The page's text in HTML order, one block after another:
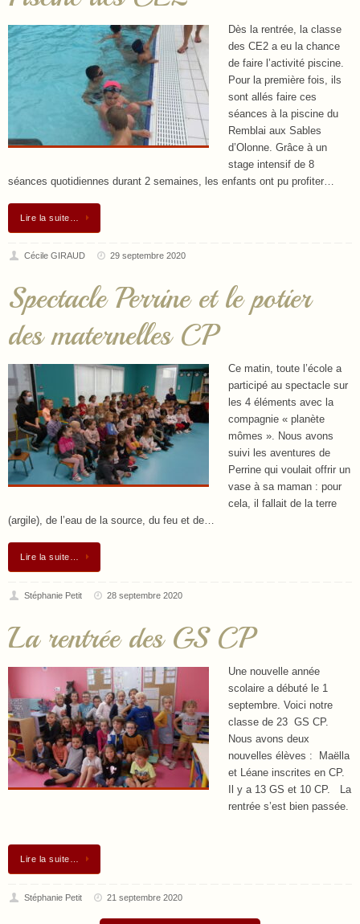
Dès la rentrée, la classe
des CE2 a eu la chance
de faire l’activité piscine.
Pour la première fois, ils
sont allés faire ces
séances à la piscine du
Remblai aux Sables
d’Olonne. Grâce à un
stage intensif de 8
séances quotidiennes durant 2 semaines, les enfants ont pu profiter…
Lire la suite…
Cécile GIRAUD 29 septembre 2020
Spectacle Perrine et le potier
des maternelles CP
Ce matin, toute l’école a
participé au spectacle sur
les 4 éléments avec la
compagnie « planète
mômes ». Nous avons
suivi les aventures de
Perrine qui voulait offrir un
vase à sa maman : pour
cela, il fallait de la terre
(argile), de l’eau de la source, du feu et de…
Lire la suite…
Stéphanie Petit 28 septembre 2020
La rentrée des GS CP
Une nouvelle année
scolaire a débuté le 1
septembre. Voici notre
classe de 23 GS CP.
Nous avons deux
nouvelles élèves : Maëlla
et Léane inscrites en CP.
Il y a 13 GS et 10 CP. La
rentrée s’est bien passée.
Lire la suite…
Stéphanie Petit 21 septembre 2020